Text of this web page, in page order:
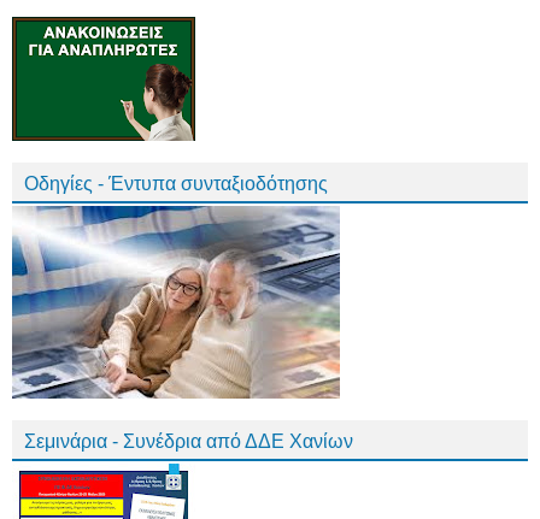
Οδηγίες - Έντυπα συνταξιοδότησης
Σεμινάρια - Συνέδρια από ΔΔΕ Χανίων